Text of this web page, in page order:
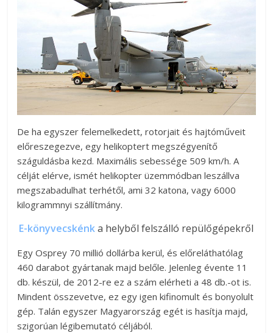
De ha egyszer felemelkedett, rotorjait és hajtóműveit
előreszegezve, egy helikoptert megszégyenítő
száguldásba kezd. Maximális sebessége 509 km/h. A
célját elérve, ismét helikopter üzemmódban leszállva
megszabadulhat terhétől, ami 32 katona, vagy 6000
kilogrammnyi szállítmány.
E-könyvecskénka helyből felszálló repülőgépekről
Egy Osprey 70 millió dollárba kerül, és előreláthatólag
460 darabot gyártanak majd belőle. Jelenleg évente 11
db. készül, de 2012-re ez a szám elérheti a 48 db.-ot is.
Mindent összevetve, ez egy igen kifinomult és bonyolult
gép. Talán egyszer Magyarország egét is hasítja majd,
szigorúan légibemutató céljából.